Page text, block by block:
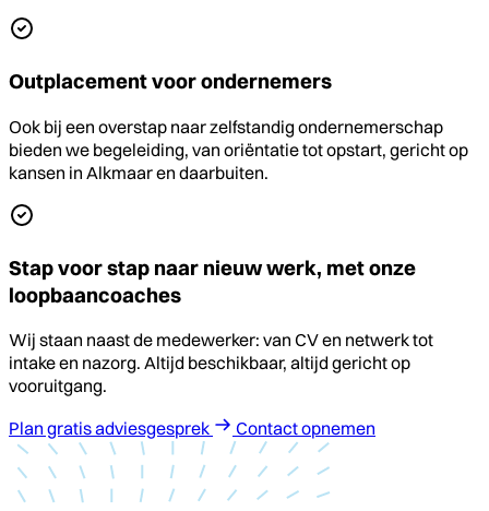
Outplacement voor ondernemers
Ook bij een overstap naar zelfstandig ondernemerschap
bieden we begeleiding, van oriëntatie tot opstart, gericht op
kansen in Alkmaar en daarbuiten.
Stap voor stap naar nieuw werk, met onze
loopbaancoaches
Wij staan naast de medewerker: van CV en netwerk tot
intake en nazorg. Altijd beschikbaar, altijd gericht op
vooruitgang.
Plan gratis adviesgesprek
Contact opnemen